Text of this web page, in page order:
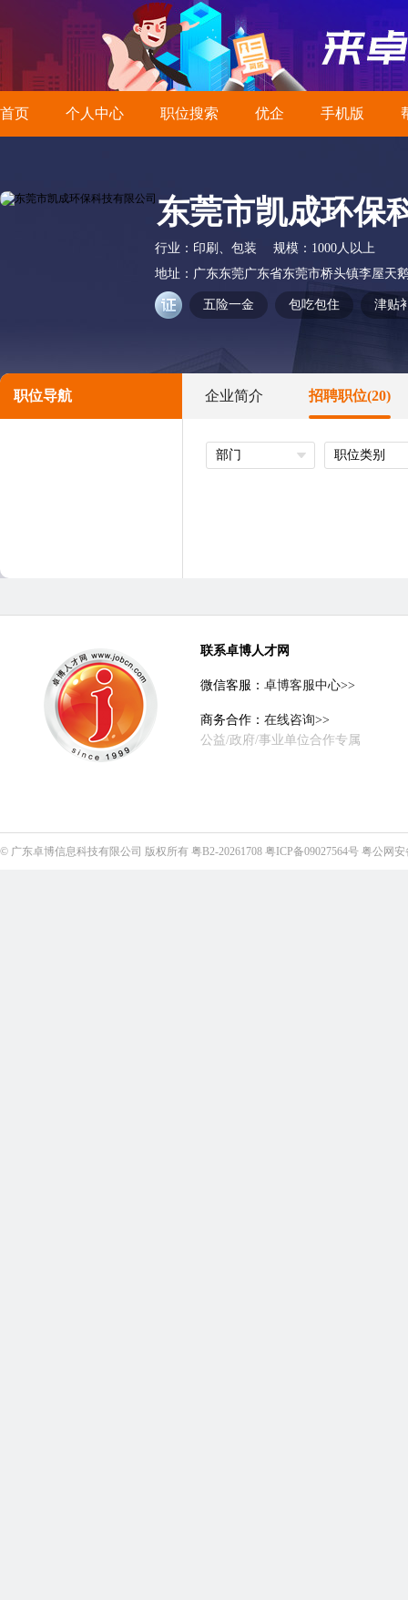
首页 个人中心 职位搜索 优企 手机版
东莞市凯成环保
行业： 印刷、包装 规模： 1000人以上
地址： 广东东莞广东省东莞市桥头镇李屋天
五险一金 包吃包住 津贴
职位导航 企业简介 招聘职位(20)
部门 职位类别
联系卓博人才网
微信客服： 卓博客服中心>>
商务合作： 在线咨询>>
公益/政府/事业单位合作专属
© 广东卓博信息科技有限公司 版权所有 粤B2-20261708 粤ICP备09027564号 粤公网安